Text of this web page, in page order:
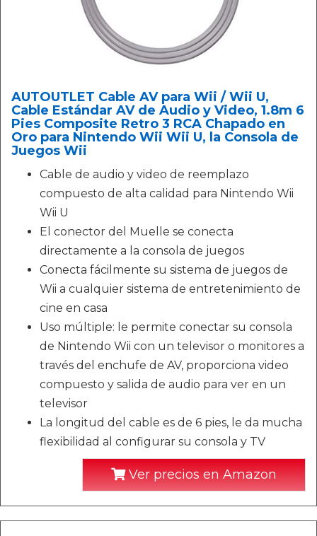
AUTOUTLET Cable AV para Wii / Wii U,
Cable Estándar AV de Audio y Video, 1.8m 6
Pies Composite Retro 3 RCA Chapado en
Oro para Nintendo Wii Wii U, la Consola de
Juegos Wii
Cable de audio y video de reemplazo
compuesto de alta calidad para Nintendo Wii
Wii U
El conector del Muelle se conecta
directamente a la consola de juegos
Conecta fácilmente su sistema de juegos de
Wii a cualquier sistema de entretenimiento de
cine en casa
Uso múltiple: le permite conectar su consola
de Nintendo Wii con un televisor o monitores a
través del enchufe de AV, proporciona video
compuesto y salida de audio para ver en un
televisor
La longitud del cable es de 6 pies, le da mucha
flexibilidad al configurar su consola y TV
Ver precios en Amazon